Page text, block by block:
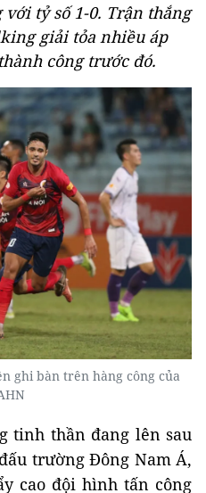
tỷ số 1-0. Trận thắng
giải tỏa nhiều áp
công trước đó.
ghi bàn trên hàng công của
tinh thần đang lên sau
trường Đông Nam Á,
cao đội hình tấn công